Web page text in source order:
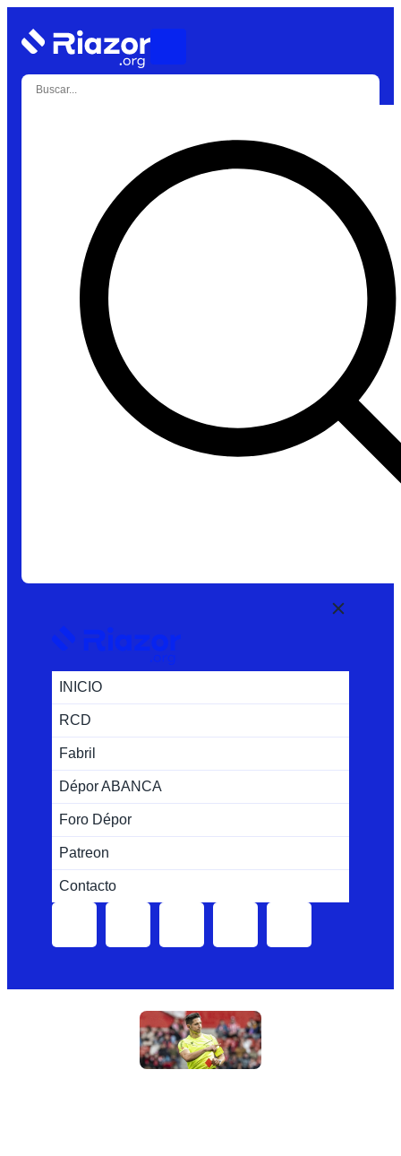
INICIO
RCD
Fabril
Dépor ABANCA
Foro Dépor
Patreon
Contacto